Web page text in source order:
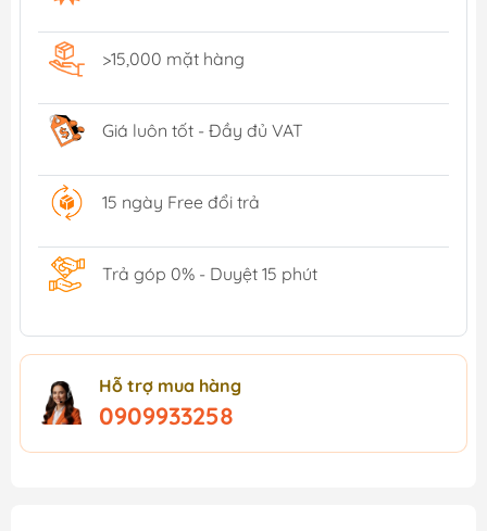
>15,000 mặt hàng
Giá luôn tốt - Đầy đủ VAT
15 ngày Free đổi trả
Trả góp 0% - Duyệt 15 phút
Hỗ trợ mua hàng
0909933258